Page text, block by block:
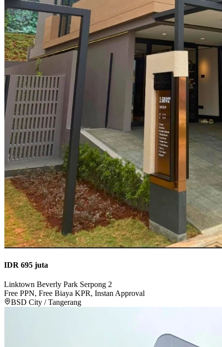
IDR 695 juta
Linktown Beverly Park Serpong 2
Free PPN, Free Biaya KPR, Instan Approval
BSD City / Tangerang